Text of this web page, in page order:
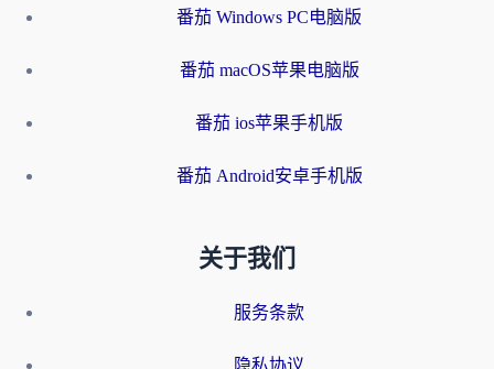
番茄 Windows PC电脑版
番茄 macOS苹果电脑版
番茄 ios苹果手机版
番茄 Android安卓手机版
关于我们
服务条款
隐私协议